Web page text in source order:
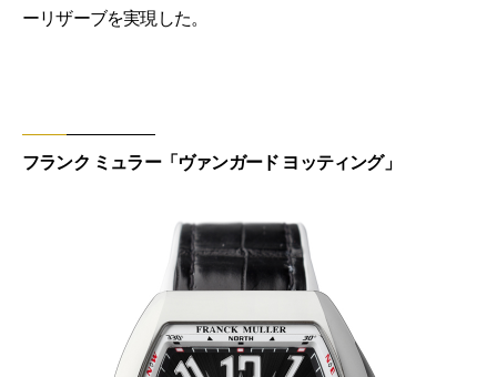
ーリザーブを実現した。
フランク ミュラー「ヴァンガード ヨッティング」